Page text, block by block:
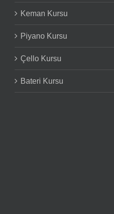
Keman Kursu
Piyano Kursu
Çello Kursu
Bateri Kursu